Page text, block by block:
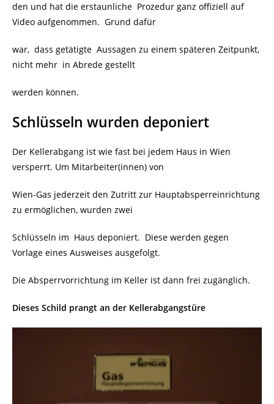
den und hat die erstaunliche Prozedur ganz offiziell auf
Video aufgenommen. Grund dafür
war, dass getätigte Aussagen zu einem späteren Zeitpunkt,
nicht mehr in Abrede gestellt
werden können.
Schlüsseln wurden deponiert
Der Kellerabgang ist wie fast bei jedem Haus in Wien
versperrt. Um Mitarbeiter(innen) von
Wien-Gas jederzeit den Zutritt zur Hauptabsperreinrichtung
zu ermöglichen, wurden zwei
Schlüsseln im Haus deponiert. Diese werden gegen
Vorlage eines Ausweises ausgefolgt.
Die Absperrvorrichtung im Keller ist dann frei zugänglich.
Dieses Schild prangt an der Kellerabgangstüre